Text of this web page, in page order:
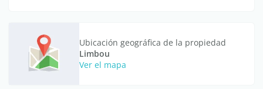
Ubicación geográfica de la propiedad
Limbou
Ver el mapa